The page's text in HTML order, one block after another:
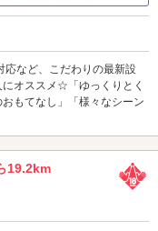
応など、こだわりの最新設
オススメ☆「ゆっくりとく
もてなし」「様々なシーン
19.2km